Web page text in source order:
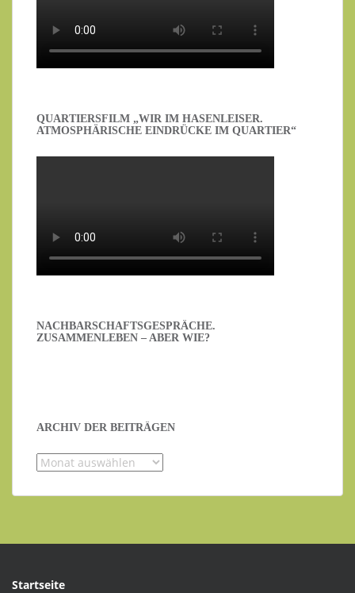
QUARTIERSFILM „WIR IM HASENLEISER.
ATMOSPHÄRISCHE EINDRÜCKE IM QUARTIER“
NACHBARSCHAFTSGESPRÄCHE.
ZUSAMMENLEBEN – ABER WIE?
ARCHIV DER BEITRÄGEN
Archiv
Beiträgen
Startseite